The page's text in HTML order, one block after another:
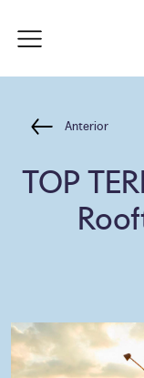
Anterior
TOP